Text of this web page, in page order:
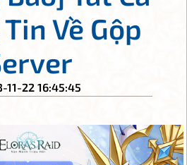
Về Gộp
11-22 16:45:45